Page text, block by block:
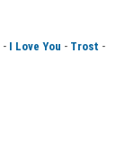
- I Love You - Trost -